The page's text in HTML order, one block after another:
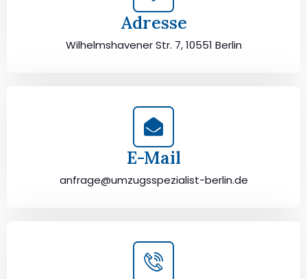
Adresse
Wilhelmshavener Str. 7, 10551 Berlin
E-Mail
anfrage@umzugsspezialist-berlin.de